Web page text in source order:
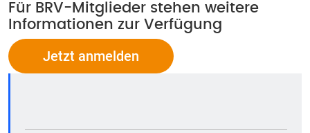
Für BRV-Mitglieder stehen weitere
Informationen zur Verfügung
Jetzt anmelden